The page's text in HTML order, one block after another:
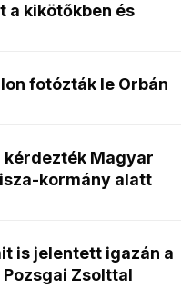
a kikötőkben és
fotózták le Orbán
kérdezték Magyar
kormány alatt
is jelentett igazán a
Pozsgai Zsolttal